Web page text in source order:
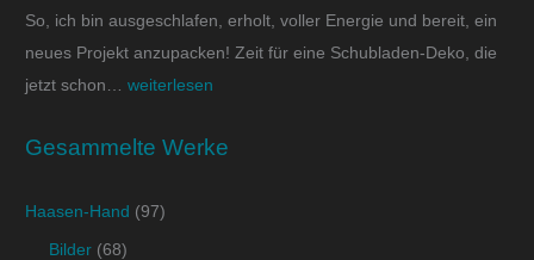
So, ich bin ausgeschlafen, erholt, voller Energie und bereit, ein
neues Projekt anzupacken! Zeit für eine Schubladen-Deko, die
jetzt schon…weiterlesen
Gesammelte Werke
Haasen-Hand (97)
Bilder (68)